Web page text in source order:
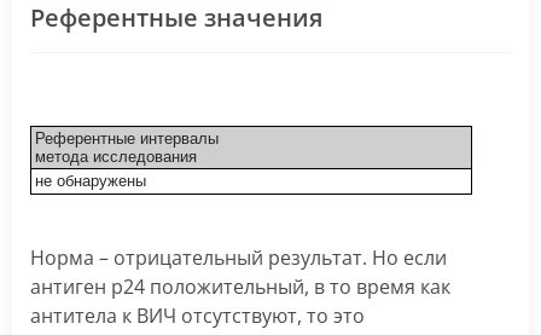
Референтные значения
Референтные интервалы
метода исследования
не обнаружены
Норма – отрицательный результат. Но если
антиген р24 положительный, в то время как
антитела к ВИЧ отсутствуют, то это